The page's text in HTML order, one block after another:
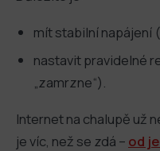
mít stabilní napájení
nastavit pravidelné
„zamrzne“).
Internet na chalupě už
je víc, než se zdá – od